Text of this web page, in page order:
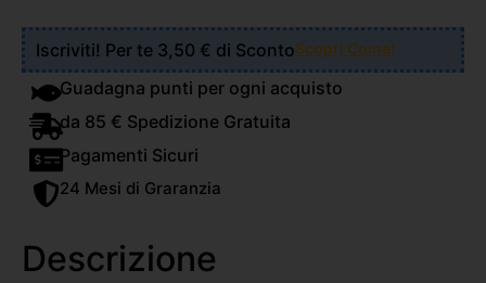
Iscriviti! Per te 3,50 € di ScontoScopri Come!
Guadagna punti per ogni acquisto
da 85 € Spedizione Gratuita
Pagamenti Sicuri
24 Mesi di Graranzia
Descrizione